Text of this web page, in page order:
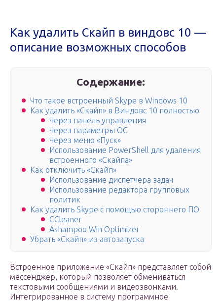
Как удалить Скайп в виндовс 10 —
описание возможных способов
Содержание:
Что такое встроенный Skype в Windows 10
Как удалить «Скайп» в Виндовс 10 полностью
Через панель управления
Через параметры ОС
Через меню «Пуск»
Использование PowerShell для удаления
встроенного «Скайпа»
Как отключить «Скайп»
Использование диспетчера задач
Использование редактора групповых
политик
Как удалить Skype с помощью стороннего ПО
CCleaner
Ashampoo Win Optimizer
Убрать «Скайп» из автозапуска
Встроенное приложение «Скайп» представляет собой
мессенджер, который позволяет обмениваться
текстовыми сообщениями и видеозвонками.
Интегрированное в систему программное